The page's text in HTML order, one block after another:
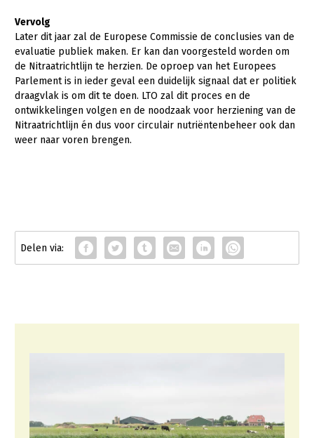
Vakgroepbestuurders
Pers
Contact
Vervolg
Later dit jaar zal de Europese Commissie de conclusies van de
evaluatie publiek maken. Er kan dan voorgesteld worden om
de Nitraatrichtlijn te herzien. De oproep van het Europees
Parlement is in ieder geval een duidelijk signaal dat er politiek
draagvlak is om dit te doen. LTO zal dit proces en de
ontwikkelingen volgen en de noodzaak voor herziening van de
Nitraatrichtlijn én dus voor circulair nutriëntenbeheer ook dan
weer naar voren brengen.